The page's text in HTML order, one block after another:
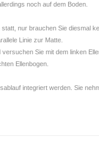
noch auf dem Boden.
nur brauchen Sie diesmal
Linie zur Matte.
Sie mit dem linken
Ellenbogen.
integriert werden. Sie